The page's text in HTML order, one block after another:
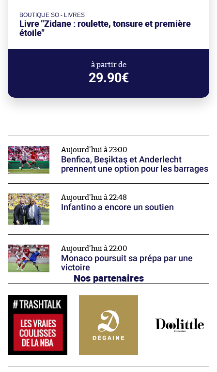
BOUTIQUE SO - LIVRES
Livre "Zidane : roulette, tonsure et première
étoile"
à partir de
29.90€
Aujourd'hui à 23:00
Benfica, Beşiktaş et Anderlecht
prennent une option pour les barrages
Aujourd'hui à 22:48
Infantino a encore un soutien
Aujourd'hui à 22:00
Monaco poursuit sa prépa par une
victoire
Nos partenaires